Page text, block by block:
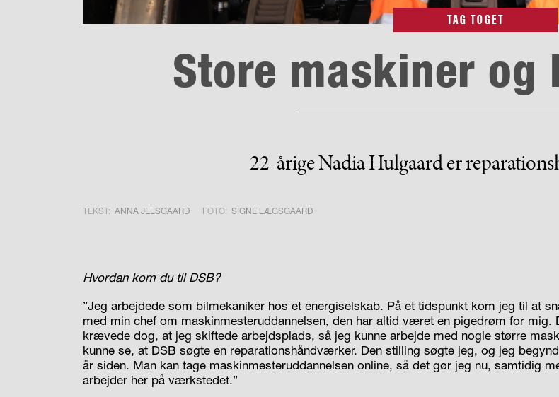
TAG TOGET
Store maskiner og
22-årige Nadia Hulgaard er
TEKST: ANNA JELSGAARD FOTO: SIGNE LÆGSGAARD
Hvordan kom du til DSB?
”Jeg arbejdede som bilmekaniker hos et energiselskab. På et tidspunkt kom jeg til at
med min chef om maskinmesteruddannelsen, den har altid været en pigedrøm for mig.
krævede dog, at jeg skiftede arbejdsplads, så jeg kunne arbejde med nogle større
kunne se, at DSB søgte en reparationshåndværker. Den stilling søgte jeg, og jeg
år siden. Man kan tage maskinmesteruddannelsen online, så det gør jeg nu, samtidig
arbejder her på værkstedet.”